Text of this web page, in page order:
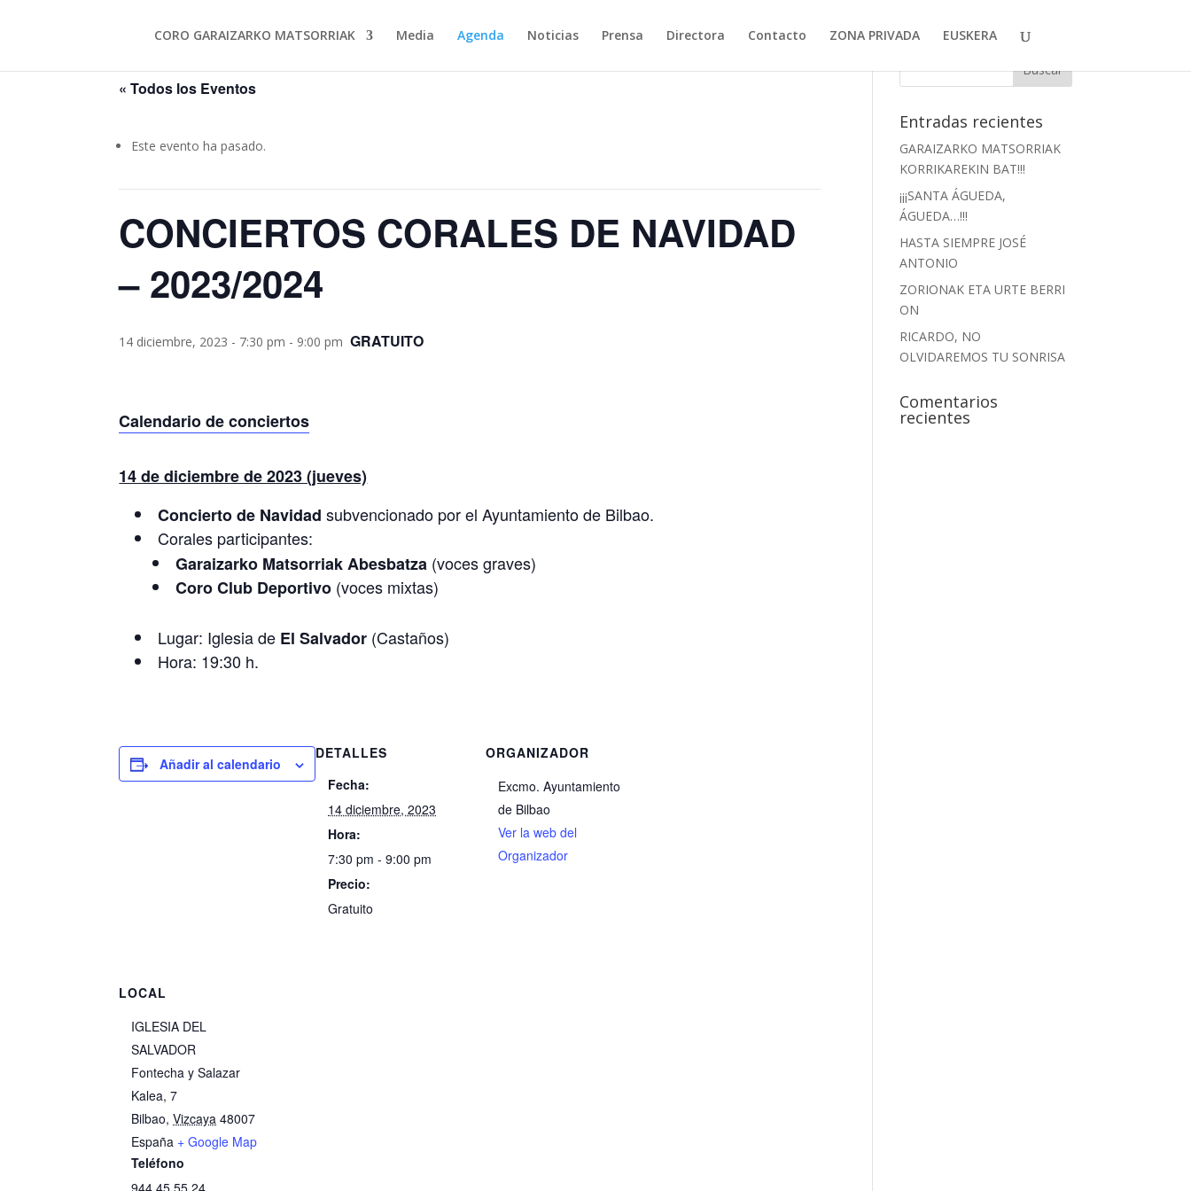
CORO GARAIZARKO MATSORRIAK Media Agenda Noticias Prensa Directora Contacto ZONA PRIVADA EUSKERA
« Todos los Eventos
Este evento ha pasado.
CONCIERTOS CORALES DE NAVIDAD
– 2023/2024
14 diciembre, 2023 - 7:30 pm - 9:00 pm GRATUITO
Calendario de conciertos
14 de diciembre de 2023 (jueves)
Concierto de Navidad subvencionado por el Ayuntamiento de Bilbao.
Corales participantes:
Garaizarko Matsorriak Abesbatza (voces graves)
Coro Club Deportivo (voces mixtas)
Lugar: Iglesia de El Salvador (Castaños)
Hora: 19:30 h.
Añadir al calendario
DETALLES
Fecha:
14 diciembre, 2023
Hora:
7:30 pm - 9:00 pm
Precio:
Gratuito
ORGANIZADOR
Excmo. Ayuntamiento
de Bilbao
Ver la web del
Organizador
LOCAL
IGLESIA DEL
SALVADOR
Fontecha y Salazar
Kalea, 7
Bilbao, Vizcaya 48007
España + Google Map
Teléfono
944 45 55 24
Entradas recientes
GARAIZARKO MATSORRIAK
KORRIKAREKIN BAT!!!
¡¡¡SANTA ÁGUEDA,
ÁGUEDA…!!!
HASTA SIEMPRE JOSÉ
ANTONIO
ZORIONAK ETA URTE BERRI
ON
RICARDO, NO
OLVIDAREMOS TU SONRISA
Comentarios
recientes